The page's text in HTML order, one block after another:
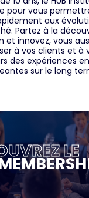
pour vous
aux
Partez à la
et innovez, vous
à vos clients et à
des expériences
sur le long
LE